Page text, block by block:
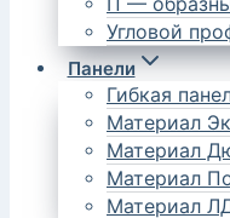
Угловой
Панели
Гибкая
Материал
Материал
Материал
Материал